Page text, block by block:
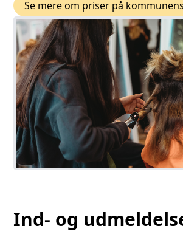
Se mere om priser på
Ind- og